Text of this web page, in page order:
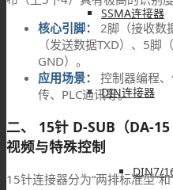
SSMA连接器
DIN连接器
DIN7/
核心引脚：
2脚（接收数
（发送数据TXD）、5脚
GND）。
应用场景：
控制器编程
传、PLC通讯等。
二、 15针 D-SUB（DA-15
视频与特殊控制
15针连接器分为“两排标准型”